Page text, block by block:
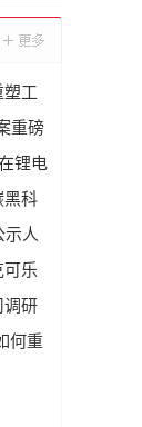
塑工
重磅
锂电
等多
黑科
示人
乐
工艺
调研
何重